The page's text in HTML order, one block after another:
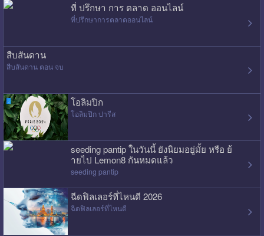
ที่ ปรึกษา การ ตลาด ออนไลน์
ที่ปรึกษาการตลาดออนไลน์
สืบสันดาน
สืบสันดาน ตอน จบ
โอลิมปิก
โอลิมปิก ปารีส
seeding pantip ในวันนี้ ยังนิยมอยู่มั้ย หรือ ย้
ายไป Lemon8 กันหมดแล้ว
seeding pantip
ฉีดฟิลเลอร์ที่ไหนดี 2026
ฉีดฟิลเลอร์ที่ไหนดี